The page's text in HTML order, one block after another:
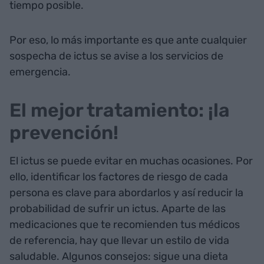
tiempo posible.
Por eso, lo más importante es que ante cualquier
sospecha de ictus se avise a los servicios de
emergencia.
El mejor tratamiento: ¡la
prevención!
El ictus se puede evitar en muchas ocasiones. Por
ello, identificar los factores de riesgo de cada
persona es clave para abordarlos y así reducir la
probabilidad de sufrir un ictus. Aparte de las
medicaciones que te recomienden tus médicos
de referencia, hay que llevar un estilo de vida
saludable. Algunos consejos: sigue una dieta